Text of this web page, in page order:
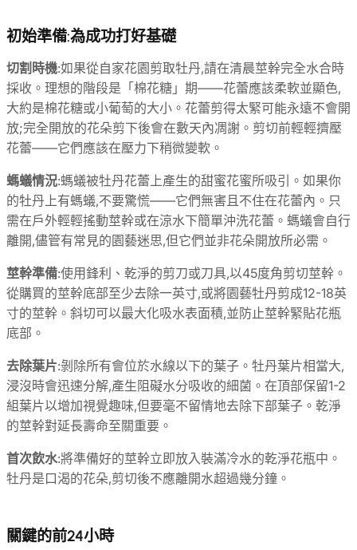
初始準備:為成功打好基礎
切割時機:如果從自家花園剪取牡丹,請在清晨莖幹完全水合時
採收。理想的階段是「棉花糖」期——花蕾應該柔軟並顯色,
大約是棉花糖或小葡萄的大小。花蕾剪得太緊可能永遠不會開
放;完全開放的花朵剪下後會在數天內凋謝。剪切前輕輕擠壓
花蕾——它們應該在壓力下稍微變軟。
螞蟻情況:螞蟻被牡丹花蕾上產生的甜蜜花蜜所吸引。如果你
的牡丹上有螞蟻,不要驚慌——它們無害且不住在花蕾內。只
需在戶外輕輕搖動莖幹或在涼水下簡單沖洗花蕾。螞蟻會自行
離開,儘管有常見的園藝迷思,但它們並非花朵開放所必需。
莖幹準備:使用鋒利、乾淨的剪刀或刀具,以45度角剪切莖幹。
從購買的莖幹底部至少去除一英寸,或將園藝牡丹剪成12-18英
寸的莖幹。斜切可以最大化吸水表面積,並防止莖幹緊貼花瓶
底部。
去除葉片:剝除所有會位於水線以下的葉子。牡丹葉片相當大,
浸沒時會迅速分解,產生阻礙水分吸收的細菌。在頂部保留1-2
組葉片以增加視覺趣味,但要毫不留情地去除下部葉子。乾淨
的莖幹對延長壽命至關重要。
首次飲水:將準備好的莖幹立即放入裝滿冷水的乾淨花瓶中。
牡丹是口渴的花朵,剪切後不應離開水超過幾分鐘。
關鍵的前24小時